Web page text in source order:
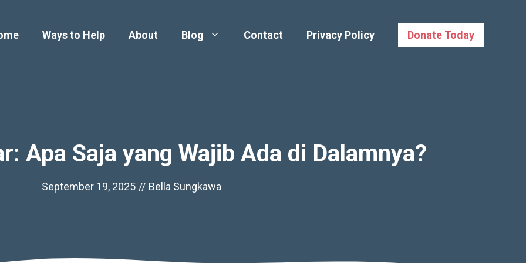
Ways to Help About Blog Contact Privacy Policy Donate Today
Apa Saja yang Wajib Ada di Dalamnya?
September 19, 2025 // Bella Sungkawa